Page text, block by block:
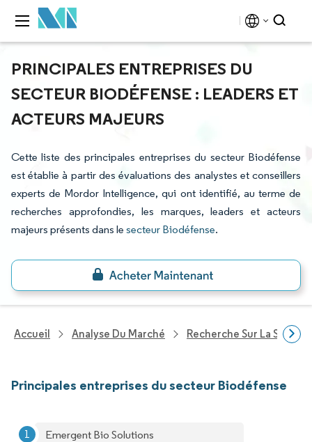
PRINCIPALES ENTREPRISES DU
SECTEUR BIODÉFENSE : LEADERS ET
ACTEURS MAJEURS
Cette liste des principales entreprises du secteur Biodéfense
est établie à partir des évaluations des analystes et conseillers
experts de Mordor Intelligence, qui ont identifié, au terme de
recherches approfondies, les marques, leaders et acteurs
majeurs présents dans le secteur Biodéfense.
Accueil Analyse Du Marché Recherche Sur La Santé
Principales entreprises du secteur Biodéfense
Emergent Bio Solutions